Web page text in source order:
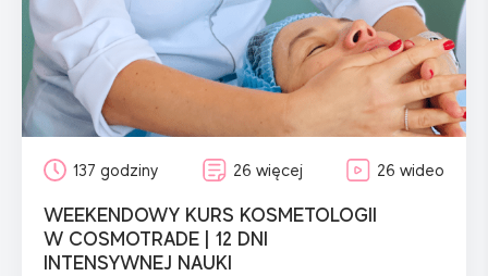
137 godziny 26 więcej 26 wideo
WEEKENDOWY KURS KOSMETOLOGII
W COSMOTRADE | 12 DNI
INTENSYWNEJ NAUKI